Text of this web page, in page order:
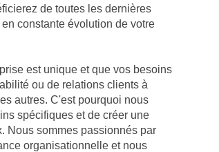
de toutes les dernières
constante évolution de votre
est unique et que vos besoins
ou de relations clients à
autres. C'est pourquoi nous
spécifiques et de créer une
Nous sommes passionnés par
organisationnelle et nous